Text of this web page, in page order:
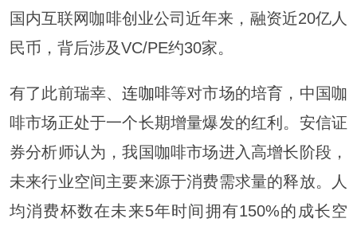
国内互联网咖啡创业公司近年来，融资近20亿人
民币，背后涉及VC/PE约30家。
有了此前瑞幸、连咖啡等对市场的培育，中国咖
啡市场正处于一个长期增量爆发的红利。安信证
券分析师认为，我国咖啡市场进入高增长阶段，
未来行业空间主要来源于消费需求量的释放。人
均消费杯数在未来5年时间拥有150%的成长空